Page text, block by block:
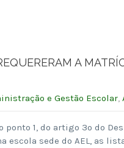
A
e Gestão Escolar,
ponto 1, do artigo 3º do
escola sede do AEL, as